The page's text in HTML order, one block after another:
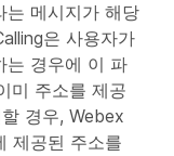
는 메시지가 해당
은 사용자가
경우에 이 파
미 주소를 제공
경우, Webex
제공된 주소를